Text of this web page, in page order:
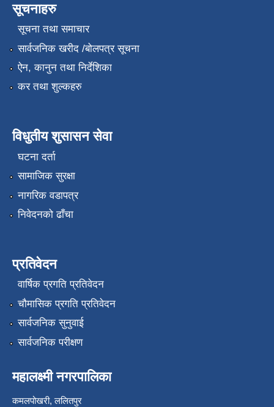
सूचनाहरु
सूचना तथा समाचार
सार्वजनिक खरीद /बोलपत्र सूचना
ऐन, कानुन तथा निर्देशिका
कर तथा शुल्कहरु
विधुतीय शुसासन सेवा
घटना दर्ता
सामाजिक सुरक्षा
नागरिक वडापत्र
निवेदनको ढाँचा
प्रतिवेदन
वार्षिक प्रगति प्रतिवेदन
चौमासिक प्रगति प्रतिवेदन
सार्वजनिक सुनुवाई
सार्वजनिक परीक्षण
महालक्ष्मी नगरपालिका
कमलपोखरी, ललितपुर